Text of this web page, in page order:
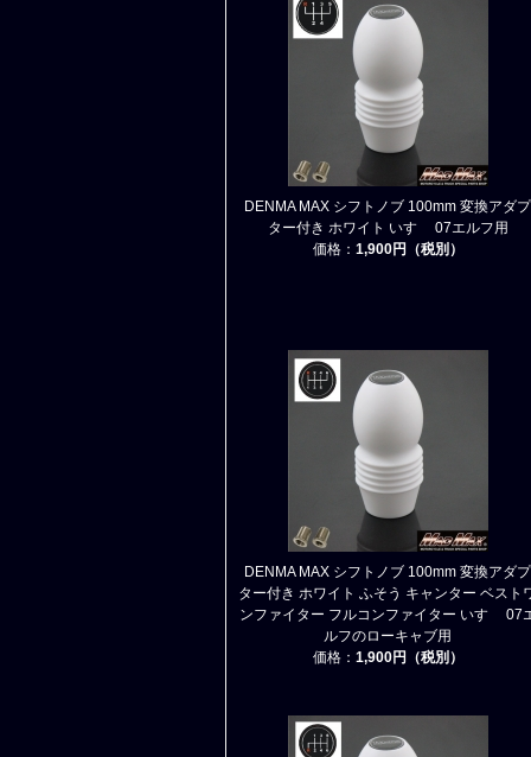
DENMA MAX シフトノブ 100mm 変換アダプ
ター付き ホワイト いすゞ 07エルフ用
価格： 1,900円（税別）
DENMA MAX シフトノブ 100mm 変換アダプ
ター付き ホワイト ふそう キャンター ベスト
ンファイター フルコンファイター いすゞ 07
ルフのローキャブ用
価格： 1,900円（税別）